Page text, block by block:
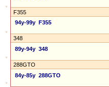
F355
94y-99y F355
348
89y-94y 348
288GTO
84y-85y 288GTO